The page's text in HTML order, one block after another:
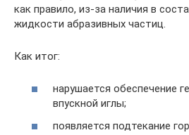
как правило, из-за наличия в
жидкости абразивных частиц.
Как итог:
нарушается обеспечение
впускной иглы;
появляется подтекание